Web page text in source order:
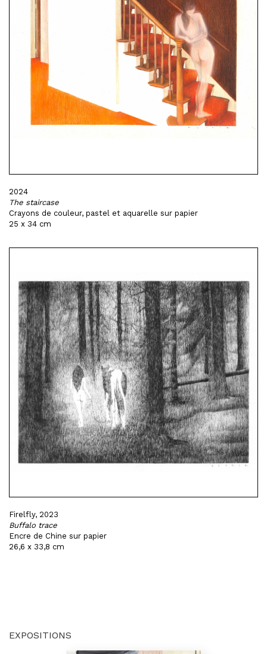
2024
The staircase
Crayons de couleur, pastel et aquarelle sur papier
25 x 34 cm
Firelfly, 2023
Buffalo trace
Encre de Chine sur papier
26,6 x 33,8 cm
EXPOSITIONS